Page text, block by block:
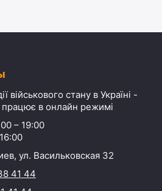
військового стану в Україні -
працює в онлайн режимі
– 19:00
ул. Васильковская 32
41 44